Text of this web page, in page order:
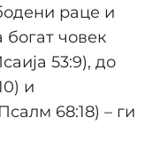
раце и
богат човек
53:9), до
и
68:18) – ги